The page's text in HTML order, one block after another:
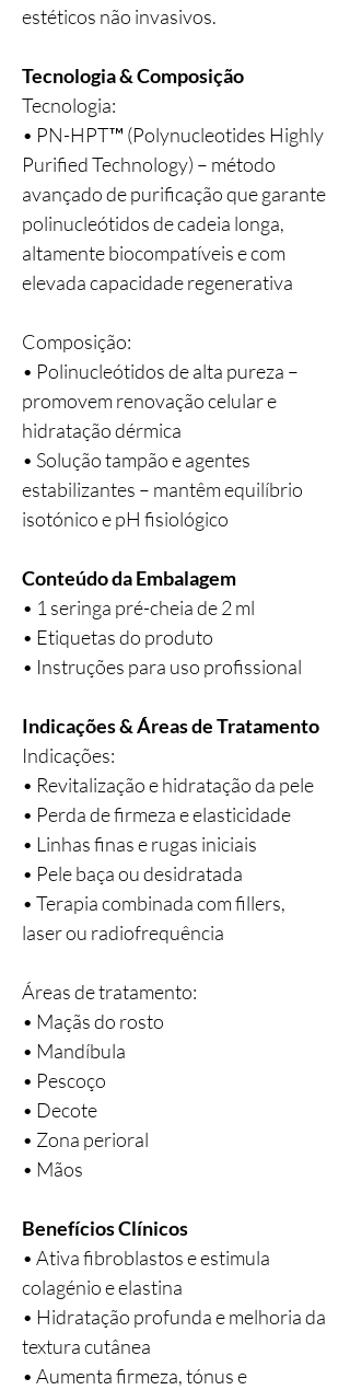
estéticos não invasivos.
Tecnologia & Composição
Tecnologia:
• PN-HPT™ (Polynucleotides Highly
Purified Technology) – método
avançado de purificação que garante
polinucleótidos de cadeia longa,
altamente biocompatíveis e com
elevada capacidade regenerativa
Composição:
• Polinucleótidos de alta pureza –
promovem renovação celular e
hidratação dérmica
• Solução tampão e agentes
estabilizantes – mantêm equilíbrio
isotónico e pH fisiológico
Conteúdo da Embalagem
• 1 seringa pré-cheia de 2 ml
• Etiquetas do produto
• Instruções para uso profissional
Indicações & Áreas de Tratamento
Indicações:
• Revitalização e hidratação da pele
• Perda de firmeza e elasticidade
• Linhas finas e rugas iniciais
• Pele baça ou desidratada
• Terapia combinada com fillers,
laser ou radiofrequência
Áreas de tratamento:
• Maçãs do rosto
• Mandíbula
• Pescoço
• Decote
• Zona perioral
• Mãos
Benefícios Clínicos
• Ativa fibroblastos e estimula
colagénio e elastina
• Hidratação profunda e melhoria da
textura cutânea
• Aumenta firmeza, tónus e